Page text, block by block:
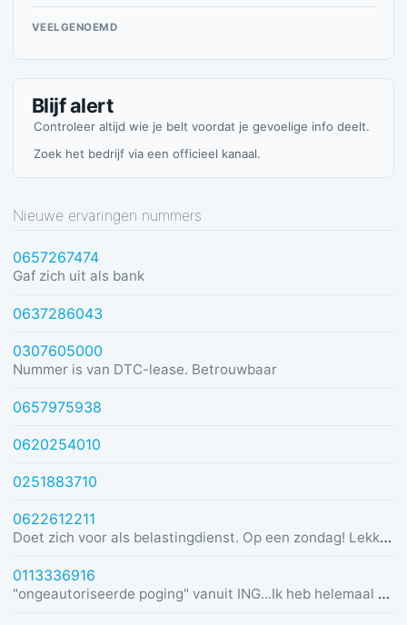
VEELGENOEMD
Blijf alert
Controleer altijd wie je belt voordat je gevoelige info deelt.
Zoek het bedrijf via een officieel kanaal.
Nieuwe ervaringen nummers
0657267474
Gaf zich uit als bank
0637286043
0307605000
Nummer is van DTC-lease. Betrouwbaar
0657975938
0620254010
0251883710
0622612211
Doet zich voor als belastingdienst. Op een zondag! Lekker dom
0113336916
"ongeautoriseerde poging" vanuit ING...Ik heb helemaal geen rekening bij ING :)